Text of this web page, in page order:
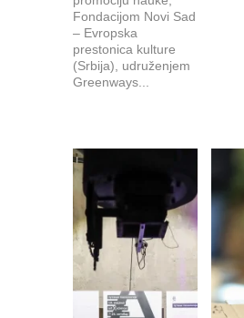
Fondacijom Novi Sad
– Evropska
prestonica kulture
(Srbija), udruženjem
Greenways...